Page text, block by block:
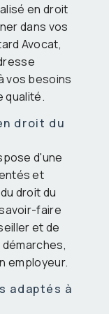
en droit
dans vos
Avocat,
vos besoins
qualité.
droit du
d'une
et
droit du
faire
et de
employeur.
adaptés à